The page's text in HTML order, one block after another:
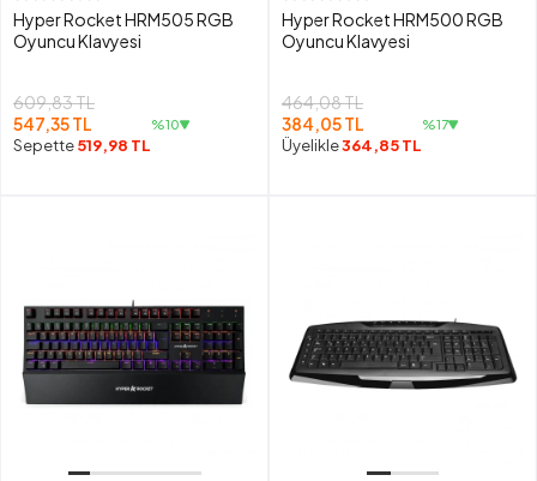
Hyper Rocket HRM505 RGB
Oyuncu Klavyesi
609,83 TL
547,35 TL
Sepette519,98 TL
%10
Hyper Rocket HRM500 RGB
Oyuncu Klavyesi
464,08 TL
384,05 TL
Üyelikle364,85 TL
%17